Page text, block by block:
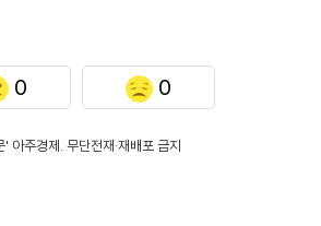
0 0
주경제. 무단전재·재배포 금지